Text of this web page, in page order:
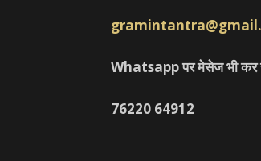
Whatsapp पर मेसेज भी
76220 64912